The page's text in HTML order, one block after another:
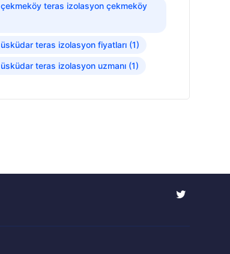
çekmeköy teras izolasyon çekmeköy
üsküdar teras izolasyon fiyatları(1)
üsküdar teras izolasyon uzmanı(1)